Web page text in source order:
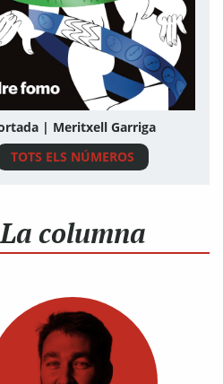
| Meritxell Garriga
TOTS ELS NÚMEROS
La columna